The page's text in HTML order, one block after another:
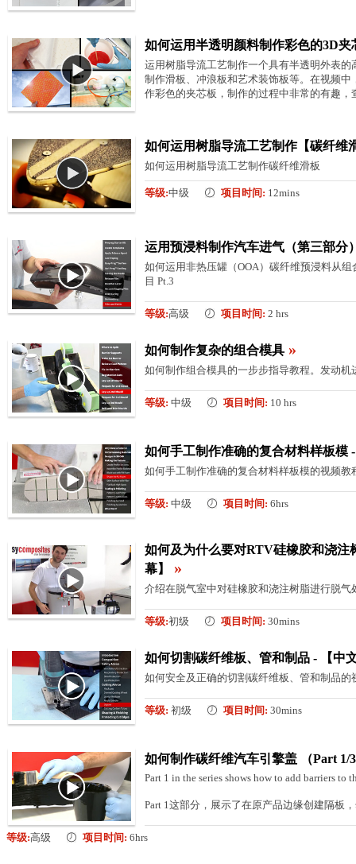
如何运用半透明颜料制作彩色的3D
运用树脂导流工艺制作一个具有半透明外表
制作滑板、冲浪板和艺术装饰板等。在视频
作彩色的夹芯板，制作的过程中非常的有趣
如何运用树脂导流工艺制作【碳纤维
如何运用树脂导流工艺制作碳纤维滑板
等级:中级 项目时间: 12mins
运用预浸料制作汽车进气（第三部分
如何运用非热压罐（OOA）碳纤维预浸料从
目 Pt.3
等级:高级 项目时间: 2 hrs
如何制作复杂的组合模具 »
如何制作组合模具的一步步指导教程。发动机
等级: 中级 项目时间: 10 hrs
如何手工制作准确的复合材料样板模
如何手工制作准确的复合材料样板模的视频教
等级: 中级 项目时间: 6hrs
如何及为什么要对RTV硅橡胶和浇注
幕】
»
介绍在脱气室中对硅橡胶和浇注树脂进行脱气
等级:初级 项目时间: 30mins
如何切割碳纤维板、管和制品 - 【中
如何安全及正确的切割碳纤维板、管和制品的
等级: 初级 项目时间: 30mins
如何制作碳纤维汽车引擎盖 （Part 1/
Part 1 in the series shows how to add barriers to
Part 1这部分，展示了在原产品边缘创建隔板
等级:高级 项目时间: 6hrs